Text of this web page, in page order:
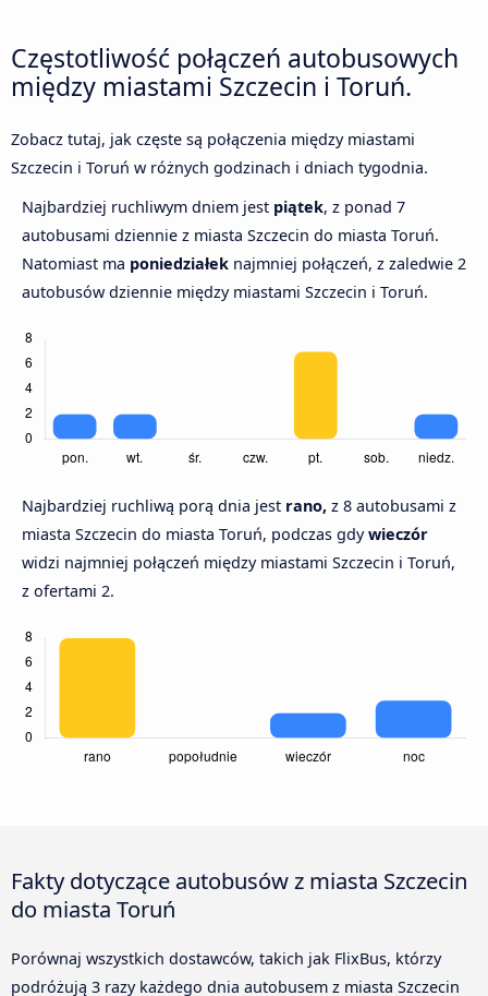
Częstotliwość połączeń autobusowych
między miastami Szczecin i Toruń.
Zobacz tutaj, jak częste są połączenia między miastami
Szczecin i Toruń w różnych godzinach i dniach tygodnia.
Najbardziej ruchliwym dniem jest piątek, z ponad 7
autobusami dziennie z miasta Szczecin do miasta Toruń.
Natomiast ma poniedziałek najmniej połączeń, z zaledwie 2
autobusów dziennie między miastami Szczecin i Toruń.
Najbardziej ruchliwą porą dnia jest rano, z 8 autobusami z
miasta Szczecin do miasta Toruń, podczas gdywieczór
widzi najmniej połączeń między miastami Szczecin i Toruń,
z ofertami 2.
Fakty dotyczące autobusów z miasta Szczecin
do miasta Toruń
Porównaj wszystkich dostawców, takich jak FlixBus, którzy
podróżują 3 razy każdego dnia autobusem z miasta Szczecin